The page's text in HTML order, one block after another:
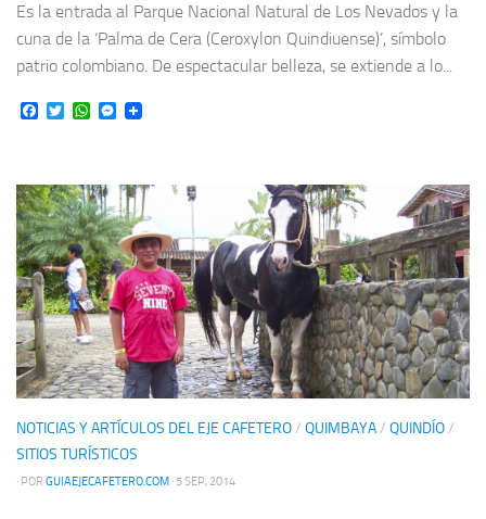
Es la entrada al Parque Nacional Natural de Los Nevados y la
cuna de la ‘Palma de Cera (Ceroxylon Quindiuense)’, símbolo
patrio colombiano. De espectacular belleza, se extiende a lo...
Facebook
TwitterWhatsApp
Messenger
NOTICIAS Y ARTÍCULOS DEL EJE CAFETERO/ QUIMBAYA/ QUINDÍO/
SITIOS TURÍSTICOS
· POR GUIAEJECAFETERO.COM · 5 SEP, 2014